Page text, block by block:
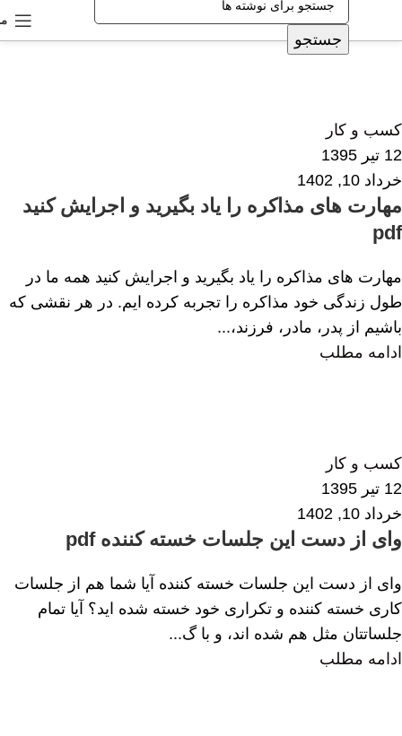
جستجو
کسب و کار
12 تیر 1395
خرداد 10, 1402
مهارت های مذاکره را یاد بگیرید و اجرایش کنید
pdf
مهارت های مذاکره را یاد بگیرید و اجرایش کنید همه ما در
طول زندگی خود مذاکره را تجربه کرده ایم. در هر نقشی که
باشیم از پدر، مادر، فرزند،...
ادامه مطلب
کسب و کار
12 تیر 1395
خرداد 10, 1402
وای از دست این جلسات خسته کننده pdf
وای از دست این جلسات خسته کننده آیا شما هم از جلسات
کاری خسته کننده و تکراری خود خسته شده اید؟ آیا تمام
جلساتتان مثل هم شده اند، و با گ...
ادامه مطلب